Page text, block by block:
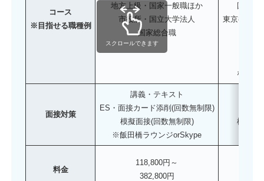
コース
※目指せる職種例
地方上級・国家一般職ほか
市役所・国立大学法人
国家総合職
国税専
東京都Ⅰ類
など豊
面接対策
講義・テキスト
ES・面接カード添削(回数無制限)
模擬面接(回数無制限)
※飯田橋ラウンジorSkype
模擬面
料金
118,800円～
382,800円
スクロールできます